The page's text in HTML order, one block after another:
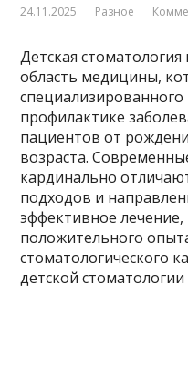
24.11.2025 Разное
Детская
область медицины,
профилактике
пациентов от
возраста.
кардинально
подходов и
эффективное лечение,
положительного
стоматологического
детской